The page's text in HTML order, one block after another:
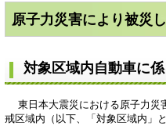
原子力災害により被災
対象区域内自動車に
東日本大震災における原子力災
戒区域内（以下、「対象区域内」